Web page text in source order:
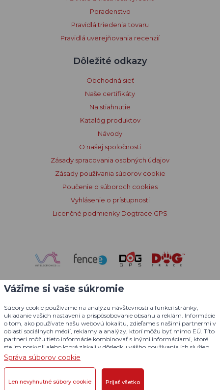
Poradenstvo
Pravidlá triedenia tovaru
Pravidlá uverejňovania recenzií
Dôležité odkazy
Obchodná sieť
Naše certifikáty
Na stiahnutie
Katalóg produktov
Návody
O našej spoločnosti
Zásady spracovania osobných údajov
Zásady používania súborov cookie
Poučenie o súboroch cookies
Vyhlásenie o prístupnosti
Licenčné podmienky Dogtrace GPS
Grafický dizajnKošnarDesign.cza redakčný systém
Vážime si vaše súkromie
Súbory cookie používame na analýzu návštevnosti a funkcií stránky,
ukladanie vašich nastavení a prispôsobovanie obsahu a reklám. Informácie
o tom, ako používate našu webovú lokalitu, zdieľame s našimi partnermi v
oblasti sociálnych médií, reklamy a analýzy, ktorí môžu byť mimo EÚ. Títo
partneri môžu tieto informácie kombinovať s inými informáciami, ktoré
ste im poskytli alebo ktoré získali v dôsledku vášho používania ich služieb.
Podrobné informácie
Správa súborov cookie
Len nevyhnutné súbory cookie Prijať všetko